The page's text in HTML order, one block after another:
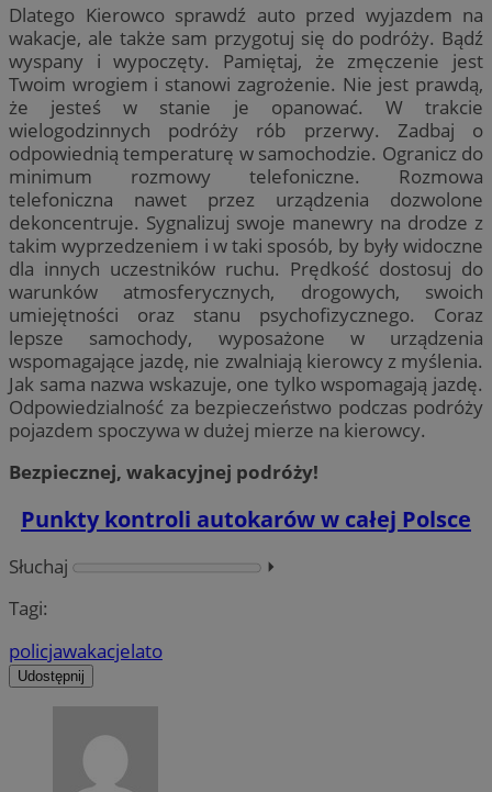
Dlatego Kierowco sprawdź auto przed wyjazdem na
wakacje, ale także sam przygotuj się do podróży. Bądź
wyspany i wypoczęty. Pamiętaj, że zmęczenie jest
Twoim wrogiem i stanowi zagrożenie. Nie jest prawdą,
że jesteś w stanie je opanować. W trakcie
wielogodzinnych podróży rób przerwy. Zadbaj o
odpowiednią temperaturę w samochodzie. Ogranicz do
minimum rozmowy telefoniczne. Rozmowa
telefoniczna nawet przez urządzenia dozwolone
dekoncentruje. Sygnalizuj swoje manewry na drodze z
takim wyprzedzeniem i w taki sposób, by były widoczne
dla innych uczestników ruchu. Prędkość dostosuj do
warunków atmosferycznych, drogowych, swoich
umiejętności oraz stanu psychofizycznego. Coraz
lepsze samochody, wyposażone w urządzenia
wspomagające jazdę, nie zwalniają kierowcy z myślenia.
Jak sama nazwa wskazuje, one tylko wspomagają jazdę.
Odpowiedzialność za bezpieczeństwo podczas podróży
pojazdem spoczywa w dużej mierze na kierowcy.
Bezpiecznej, wakacyjnej podróży!
Punkty kontroli autokarów w całej Polsce
Słuchaj
⏵︎
Tagi:
policjawakacjelato
Udostępnij